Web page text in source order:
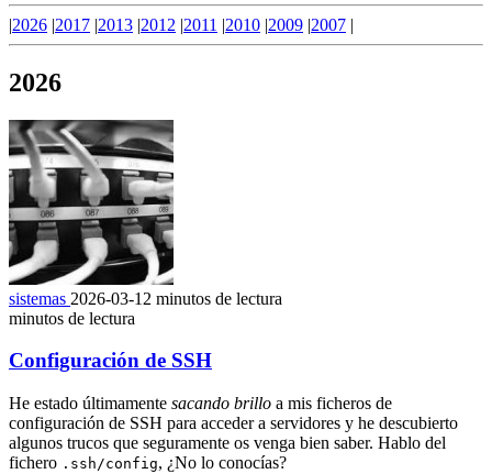
|2026 |2017 |2013 |2012 |2011 |2010 |2009 |2007 |
2026
sistemas 2026-03-12 minutos de lectura
minutos de lectura
Configuración de SSH
He estado últimamente sacando brillo a mis ficheros de
configuración de SSH para acceder a servidores y he descubierto
algunos trucos que seguramente os venga bien saber. Hablo del
fichero .ssh/config, ¿No lo conocías?